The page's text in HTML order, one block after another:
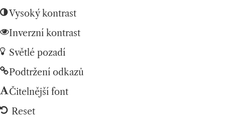
Vysoký kontrast
Inverzní kontrast
Světlé pozadí
Podtržení odkazů
Čitelnější font
Reset